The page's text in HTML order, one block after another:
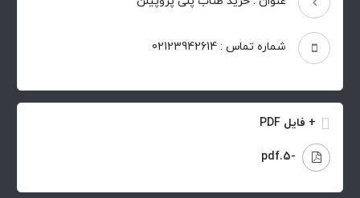
شماره تماس : 02123942614
+ فایل PDF
-5.pdf